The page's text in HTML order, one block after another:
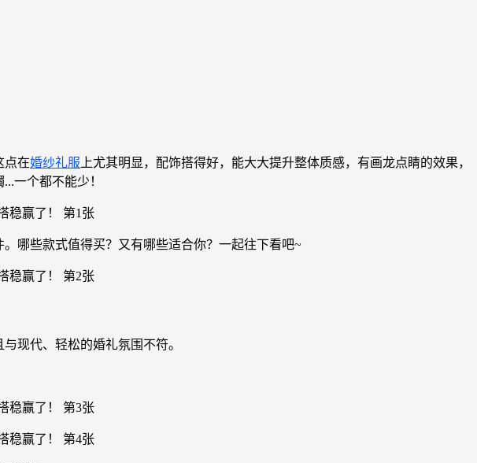
点在婚纱礼服 上尤其明显，配饰搭得好，能大大提升整体质感，有画龙点睛的效果，
一个都不能少！
哪些款式值得买？又有哪些适合你？一起往下看吧~
现代、轻松的婚礼氛围不符。